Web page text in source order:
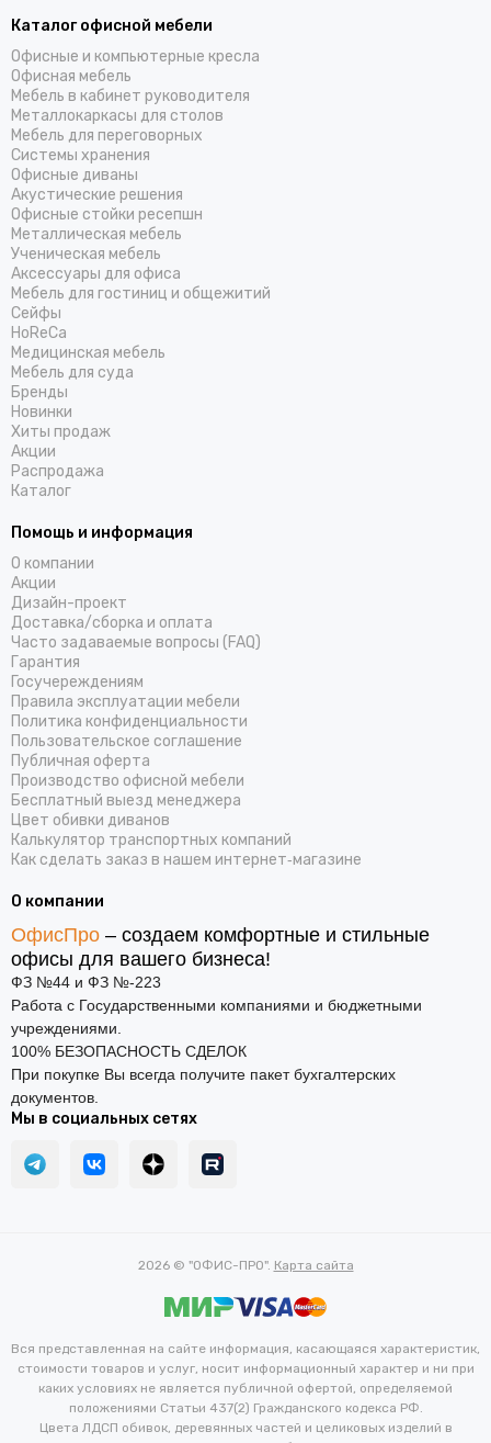
Каталог офисной мебели
Офисные и компьютерные кресла
Офисная мебель
Мебель в кабинет руководителя
Металлокаркасы для столов
Мебель для переговорных
Системы хранения
Офисные диваны
Акустические решения
Офисные стойки ресепшн
Металлическая мебель
Ученическая мебель
Аксессуары для офиса
Мебель для гостиниц и общежитий
Cейфы
HoReCa
Медицинская мебель
Мебель для суда
Бренды
Новинки
Хиты продаж
Акции
Распродажа
Каталог
Помощь и информация
О компании
Акции
Дизайн-проект
Доставка/cборка и оплата
Часто задаваемые вопросы (FAQ)
Гарантия
Госучереждениям
Правила эксплуатации мебели
Политика конфиденциальности
Пользовательское соглашение
Публичная оферта
Производство офисной мебели
Бесплатный выезд менеджера
Цвет обивки диванов
Калькулятор транспортных компаний
Как сделать заказ в нашем интернет‑магазине
О компании
ОфисПро – создаем комфортные и стильные
офисы для вашего бизнеса!
ФЗ №44 и ФЗ №-223
Работа с Государственными компаниями и бюджетными
учреждениями.
100% БЕЗОПАСНОСТЬ СДЕЛОК
При покупке Вы всегда получите пакет бухгалтерских
документов.
Мы в социальных сетях
2026 © "ОФИС-ПРО". Карта сайта
Вся представленная на сайте информация, касающаяся характеристик,
стоимости товаров и услуг, носит информационный характер и ни при
каких условиях не является публичной офертой, определяемой
положениями Статьи 437(2) Гражданского кодекса РФ.
Цвета ЛДСП обивок, деревянных частей и целиковых изделий в